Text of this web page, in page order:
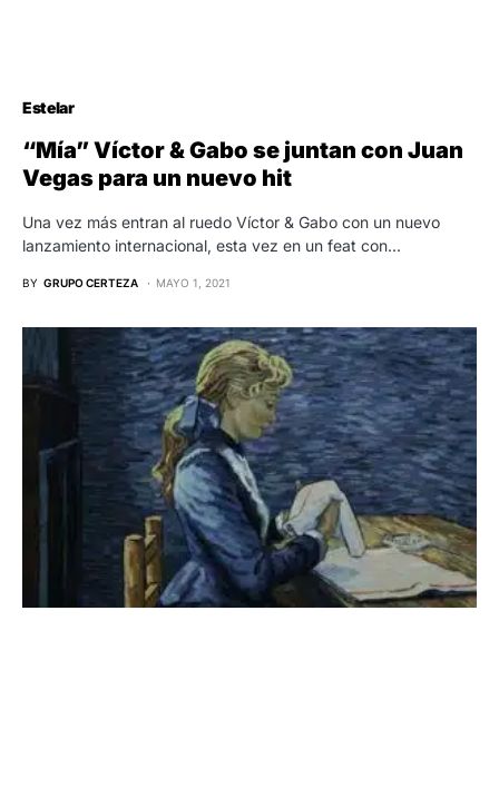
Estelar
“Mía” Víctor & Gabo se juntan con Juan
Vegas para un nuevo hit
Una vez más entran al ruedo Víctor & Gabo con un nuevo
lanzamiento internacional, esta vez en un feat con…
BY GRUPO CERTEZA MAYO 1, 2021